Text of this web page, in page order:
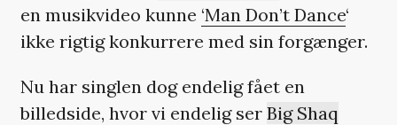
en musikvideo kunne ‘Man Don’t Dance‘
ikke rigtig konkurrere med sin forgænger.
Nu har singlen dog endelig fået en
billedside, hvor vi endelig ser Big Shaq